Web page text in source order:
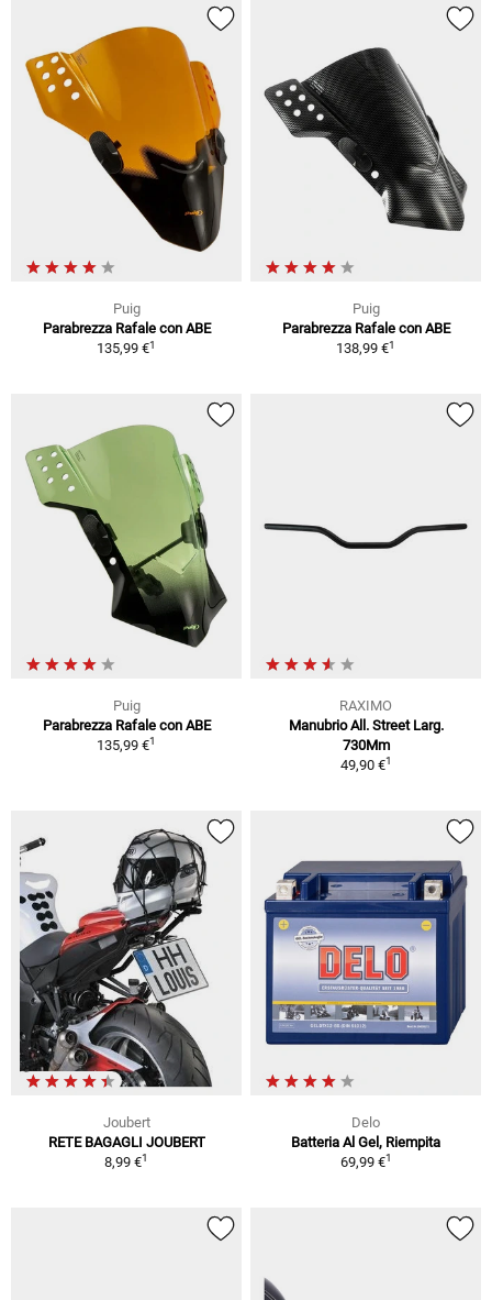
Puig
Parabrezza Rafale con ABE
135,99 €1
Puig
Parabrezza Rafale con ABE
138,99 €1
Puig
Parabrezza Rafale con ABE
135,99 €1
RAXIMO
Manubrio All. Street Larg.
730Mm
49,90 €1
Joubert
RETE BAGAGLI JOUBERT
8,99 €1
Delo
Batteria Al Gel, Riempita
69,99 €1